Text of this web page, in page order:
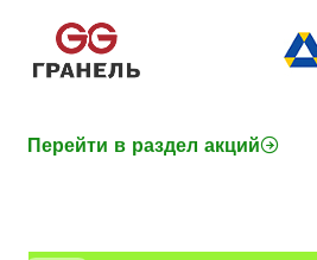
Перейти в раздел акций